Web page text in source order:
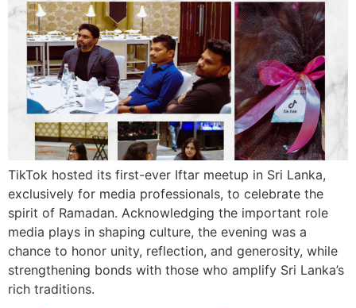
TikTok hosted its first-ever Iftar meetup in Sri Lanka,
exclusively for media professionals, to celebrate the
spirit of Ramadan. Acknowledging the important role
media plays in shaping culture, the evening was a
chance to honor unity, reflection, and generosity, while
strengthening bonds with those who amplify Sri Lanka’s
rich traditions.